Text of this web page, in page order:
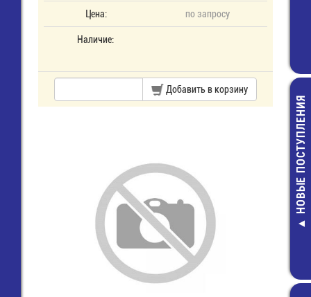
Штыревой
однор. 1х16
5,00 руб.
НОВЫЕ ПОСТУПЛЕНИЯ
Цена: по запросу
Наличие:
Добавить в корзину